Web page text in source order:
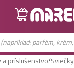
a príslušenstvo/Sviečky